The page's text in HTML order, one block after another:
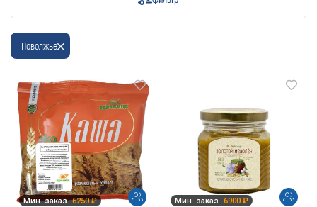
Поволжье
Мин. заказ 6250 ₽ Мин. заказ 6900 ₽